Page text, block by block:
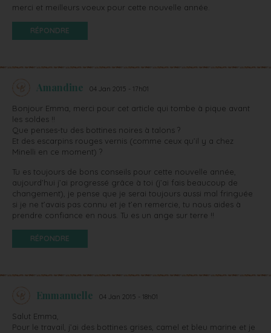
merci et meilleurs voeux pour cette nouvelle année.
RÉPONDRE
Amandine 04 Jan 2015 - 17h01
Bonjour Emma, merci pour cet article qui tombe à pique avant
les soldes !!
Que penses-tu des bottines noires à talons ?
Et des escarpins rouges vernis (comme ceux qu’il y a chez
Minelli en ce moment) ?
Tu es toujours de bons conseils pour cette nouvelle année,
aujourd’hui j’ai progressé grâce à toi (j’ai fais beaucoup de
changement), je pense que je serai toujours aussi mal fringuée
si je ne t’avais pas connu et je t’en remercie, tu nous aides à
prendre confiance en nous. Tu es un ange sur terre !!
RÉPONDRE
Emmanuelle 04 Jan 2015 - 18h01
Salut Emma,
Pour le travail, j’ai des bottines grises, camel et bleu marine et je